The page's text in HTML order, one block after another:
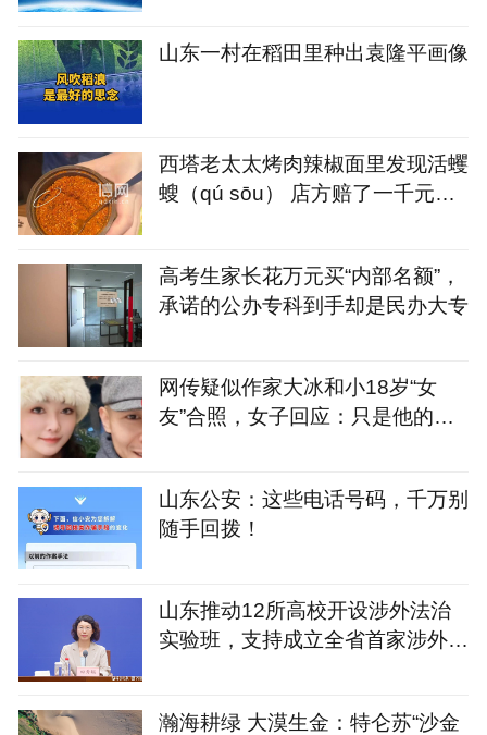
山东一村在稻田里种出袁隆平画像
西塔老太太烤肉辣椒面里发现活蠼
螋（qú sōu） 店方赔了一千元又
高考生家长花万元买“内部名额”，
承诺的公办专科到手却是民办大专
网传疑似作家大冰和小18岁“女
友”合照，女子回应：只是他的粉
山东公安：这些电话号码，千万别
随手回拨！
山东推动12所高校开设涉外法治
实验班，支持成立全省首家涉外法
瀚海耕绿 大漠生金：特仑苏“沙金